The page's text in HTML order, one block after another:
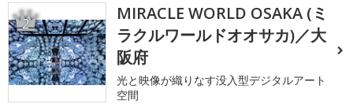
2
MIRACLE WORLD OSAKA (ミ
ラクルワールドオオサカ)／大
阪府
光と映像が織りなす没入型デジタルアート
空間